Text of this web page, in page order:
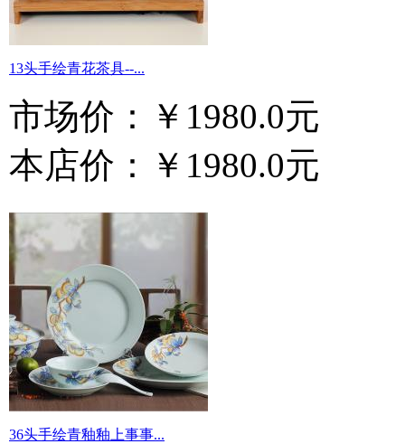
13头手绘青花茶具--...
市场价：
￥1980.0元
本店价：
￥1980.0元
36头手绘青釉釉上事事...